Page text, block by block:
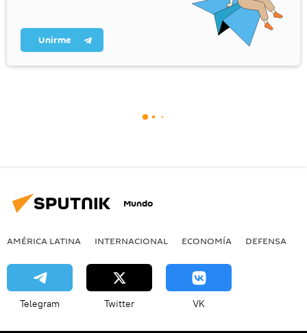
Unirme
Mundo
AMÉRICA LATINA INTERNACIONAL ECONOMÍA DEFENSA
Telegram Twitter VK